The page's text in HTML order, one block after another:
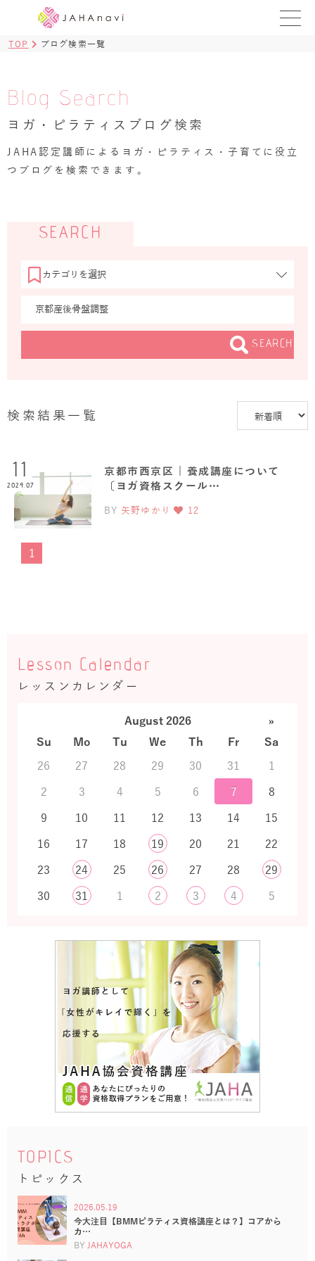
BLOG
ヨガ資格講座 ›
TOP ブログ検索一覧
Blog Search
ヨガ・ピラティスブログ検索
JAHA認定講師によるヨガ・ピラティス・子育てに役立
つブログを検索できます。
SEARCH
SEARCH
検索結果一覧
11
2024.07
京都市西京区 | 養成講座について
〔ヨガ資格スクール…
BY 矢野ゆかり 12
1
Lesson Calendar
レッスンカレンダー
August 2026
»
Su
Mo Tu We Th Fr
Sa
26
27 28 29 30 31
1
2
3 4 5 6 7
8
9
10 11 12 13 14
15
16
17 18 19 20 21
22
23
24 25 26 27 28
29
30
31 1 2 3 4 5
TOPICS
トピックス
2026.05.19
今大注目【BMMピラティス資格講座とは？】コアから
カ…
BY JAHAYOGA